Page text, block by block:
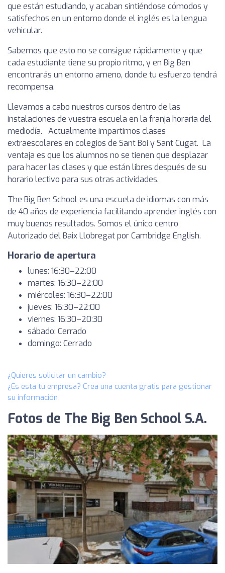
que están estudiando, y acaban sintiéndose cómodos y
satisfechos en un entorno donde el inglés es la lengua
vehicular.
Sabemos que esto no se consigue rápidamente y que
cada estudiante tiene su propio ritmo, y en Big Ben
encontrarás un entorno ameno, donde tu esfuerzo tendrá
recompensa.
Llevamos a cabo nuestros cursos dentro de las
instalaciones de vuestra escuela en la franja horaria del
mediodía. Actualmente impartimos clases
extraescolares en colegios de Sant Boi y Sant Cugat. La
ventaja es que los alumnos no se tienen que desplazar
para hacer las clases y que están libres después de su
horario lectivo para sus otras actividades.
The Big Ben School es una escuela de idiomas con más
de 40 años de experiencia facilitando aprender inglés con
muy buenos resultados. Somos el único centro
Autorizado del Baix Llobregat por Cambridge English.
Horario de apertura
lunes: 16:30–22:00
martes: 16:30–22:00
miércoles: 16:30–22:00
jueves: 16:30–22:00
viernes: 16:30–20:30
sábado: Cerrado
domingo: Cerrado
¿Quieres solicitar un cambio?
¿Es esta tu empresa? Crea una cuenta gratis para gestionar
su información
Fotos de The Big Ben School S.A.